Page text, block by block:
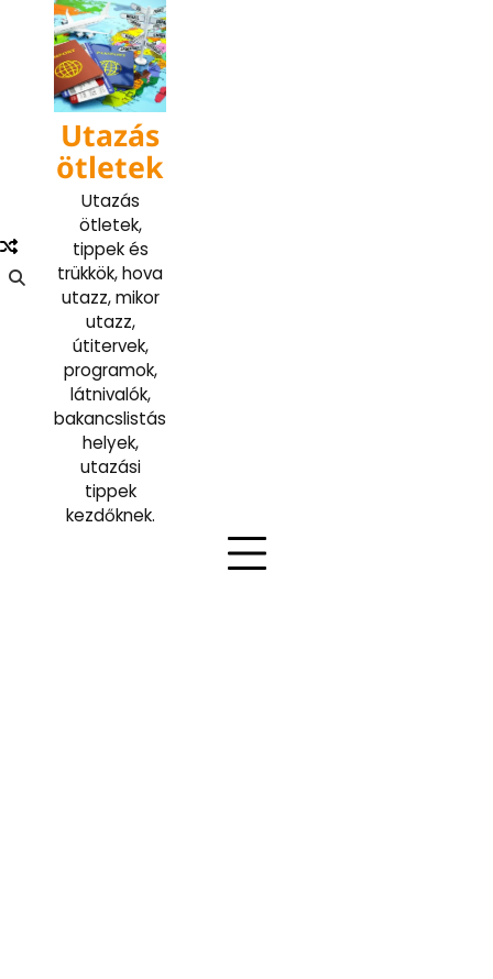
content
Utazás
ötletek
Utazás
ötletek,
tippek és
trükkök, hova
utazz, mikor
utazz,
útitervek,
programok,
látnivalók,
bakancslistás
helyek,
utazási
tippek
kezdőknek.